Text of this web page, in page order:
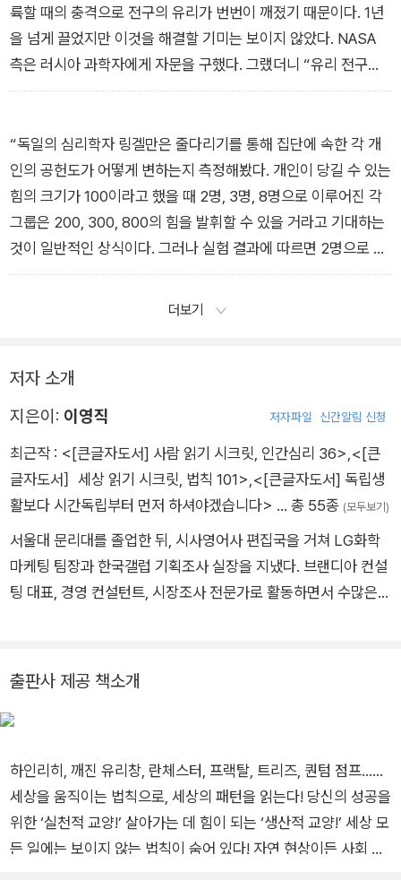
200명이 모여 내기하는 금액이 커지면 커질수록 예상되는 수익
이 어떤 특정 범위에 수렴되어 간다는 사실을 예견할 수 있기 때
문이다. 그 근저에는 확률론과 대수의 법칙이 있다.”
륙할 때의 충격으로 전구의 유리가 번번이 깨졌기 때문이다. 1년
을 넘게 끌었지만 이것을 해결할 기미는 보이지 않았다. NASA
측은 러시아 과학자에게 자문을 구했다. 그랬더니 “유리 전구는
필요 없다.”라는 대답이 돌아왔다. 달에는 공기가 없기 때문에 필
명이었다. 이 문제의 해답을 찾은 방식이 바로 ‘트리즈’ 기법이다.
트리즈(TRIZ)란 러시아어 ‘Teor iya Resheniya Izob retate-l
skikh Zadatch’의 약자로 구소련의 겐리히 알츠슐러 박사에 의
해 제안된 창의적 문제 해결의 방식이다.”
“독일의 심리학자 링겔만은 줄다리기를 통해 집단에 속한 각 개
인의 공헌도가 어떻게 변하는지 측정해봤다. 개인이 당길 수 있는
힘의 크기가 100이라고 했을 때 2명, 3명, 8명으로 이루어진 각
그룹은 200, 300, 800의 힘을 발휘할 수 있을 거라고 기대하는
것이 일반적인 상식이다. 그러나 실험 결과에 따르면 2명으로 이
루어진 그룹은 잠재적인 기대치의 93%, 3명 그룹은 85%, 8명
으로 이루어진 그룹은 49%의 힘밖에 나오지 않았다. 즉 그룹 속
효과’라고 한다. 이것은 시너지 효과의 반대말로 마이너스 시너지
효과를 뜻한다.”
더보기
저자 소개
지은이: 이영직 저자파일 신간알림 신청
최근작 : <[큰글자도서] 사람 읽기 시크릿, 인간심리 36> <[큰
글자도서］세상 읽기 시크릿, 법칙 101> <[큰글자도서] 독립생
활보다 시간독립부터 먼저 하셔야겠습니다> … 총 55종 (모두보기)
서울대 문리대를 졸업한 뒤, 시사영어사 편집국을 거쳐 LG화학
마케팅 팀장과 한국갤럽 기획조사 실장을 지냈다. 브랜디아 컨설
팅 대표, 경영 컨설턴트, 시장조사 전문가로 활동하면서 수많은
>> <<성장의 한계>> <<패턴으로 세상의 흐름을 읽다>> <
는 길거리 경제학>> <<란체스터의 법칙>> 등이 있다.
출판사 제공 책소개
하인리히, 깨진 유리창, 란체스터, 프랙탈, 트리즈, 퀀텀 점프……
세상을 움직이는 법칙으로, 세상의 패턴을 읽는다! 당신의 성공을
위한 ‘실천적 교양!’ 살아가는 데 힘이 되는 ‘생산적 교양!’ 세상 모
든 일에는 보이지 않는 법칙이 숨어 있다! 자연 현상이든 사회 현